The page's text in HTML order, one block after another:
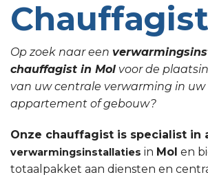
Op zoek naar een
chauffagist in Mol voor de
van uw centrale verwarming in uw
appartement of gebouw?
Onze chauffagist is specialist in
verwarmingsinstallaties in Mol en
totaalpakket aan diensten en